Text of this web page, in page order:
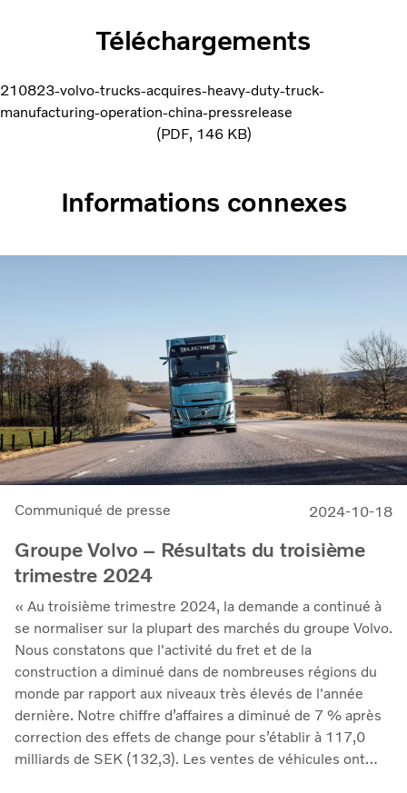
Téléchargements
210823-volvo-trucks-acquires-heavy-duty-truck-
manufacturing-operation-china-pressrelease
PDF 146 KB
Informations connexes
Communiqué de presse 2024-10-18
Groupe Volvo – Résultats du troisième
trimestre 2024
« Au troisième trimestre 2024, la demande a continué à
se normaliser sur la plupart des marchés du groupe Volvo.
Nous constatons que l'activité du fret et de la
construction a diminué dans de nombreuses régions du
monde par rapport aux niveaux très élevés de l'année
dernière. Notre chiffre d’affaires a diminué de 7 % après
correction des effets de change pour s’établir à 117,0
milliards de SEK (132,3). Les ventes de véhicules ont